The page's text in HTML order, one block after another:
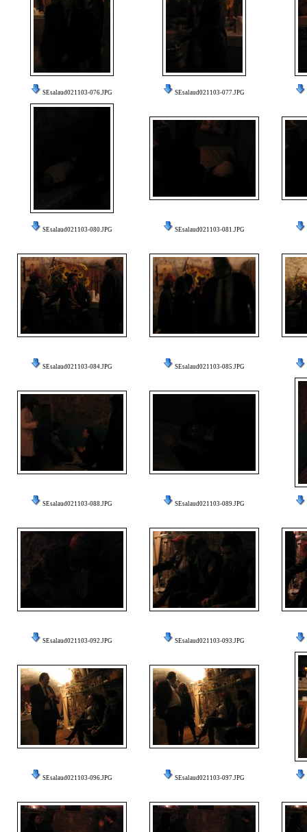
SEsalaud021103-076.JPG SEsalaud021103-077.JPG
SEsalaud021103-080.JPG SEsalaud021103-081.JPG
SEsalaud021103-084.JPG SEsalaud021103-085.JPG
SEsalaud021103-088.JPG SEsalaud021103-089.JPG
SEsalaud021103-092.JPG SEsalaud021103-093.JPG
SEsalaud021103-096.JPG SEsalaud021103-097.JPG